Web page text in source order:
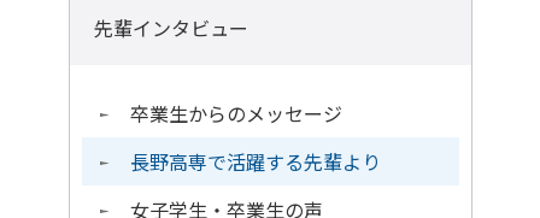
先輩インタビュー
卒業生からのメッセージ
長野高専で活躍する先輩より
女子学生・卒業生の声